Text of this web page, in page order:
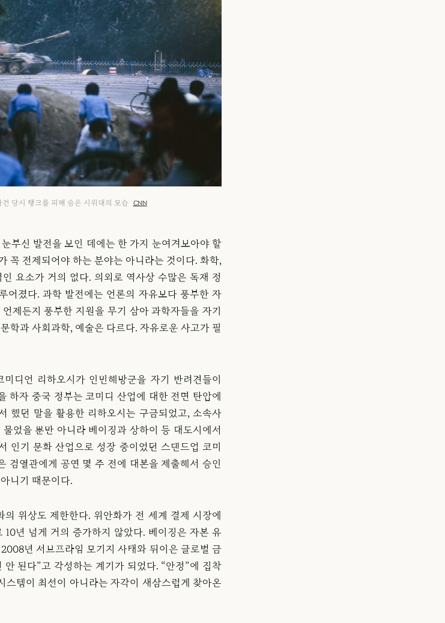
건 당시 탱크를 피해 숨은 시위대의 모습 CNN
부신 발전을 보인 데에는 한 가지 눈여겨보아야 할
꼭 전제되어야 하는 분야는 아니라는 것이다. 화학,
요소가 거의 없다. 의외로 역사상 수많은 독재 정
어졌다. 과학 발전에는 언론의 자유보다 풍부한 자
제든지 풍부한 지원을 무기 삼아 과학자들을 자기
학과 사회과학, 예술은 다르다. 자유로운 사고가 필
디언 리하오시가 인민해방군을 자기 반려견들이
하자 중국 정부는 코미디 산업에 대한 전면 탄압에
했던 말을 활용한 리하오시는 구금되었고, 소속사
었을 뿐만 아니라 베이징과 상하이 등 대도시에서
인기 문화 산업으로 성장 중이었던 스탠드업 코미
검열관에게 공연 몇 주 전에 대본을 제출해서 승인
니기 때문이다.
위상도 제한한다. 위안화가 전 세계 결제 시장에
년 넘게 거의 증가하지 않았다. 베이징은 자본 유
년 서브프라임 모기지 사태와 뒤이은 글로벌 금
된다”고 각성하는 계기가 되었다. “안정”에 집착
스템이 최선이 아니라는 자각이 새삼스럽게 찾아온